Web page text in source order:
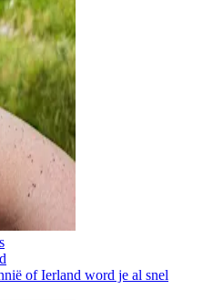
of Ierland word je al snel